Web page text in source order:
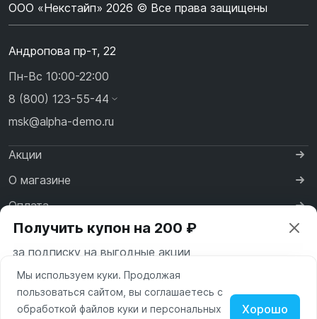
ООО «Некстайп» 2026 © Все права защищены
Андропова пр-т, 22
Пн-Вс 10:00-22:00
8 (800) 123-55-44
msk@alpha-demo.ru
Акции
О магазине
Оплата
Доставка
Контакты
Получить купон на 200 ₽
за подписку на выгодные акции
Ваш город —Москва
Московская область
Мы используем куки. Продолжая
пользоваться сайтом, вы соглашаетесь с
обработкой файлов куки и персональных
Хорошо